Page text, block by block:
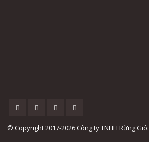
© Copyright 2017-2026 Công ty TNHH Rừng Gió.